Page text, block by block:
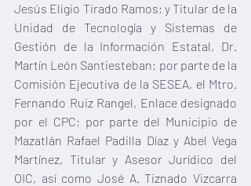
Jesús Eligio Tirado Ramos; y Titular de la
Unidad de Tecnología y Sistemas de
Gestión de la Información Estatal, Dr.
Martín León Santiesteban; por parte de la
Comisión Ejecutiva de la SESEA, el Mtro.
Fernando Ruiz Rangel, Enlace designado
por el CPC; por parte del Municipio de
Mazatlán Rafael Padilla Díaz y Abel Vega
Martínez, Titular y Asesor Jurídico del
OIC, así como José A. Tiznado Vizcarra